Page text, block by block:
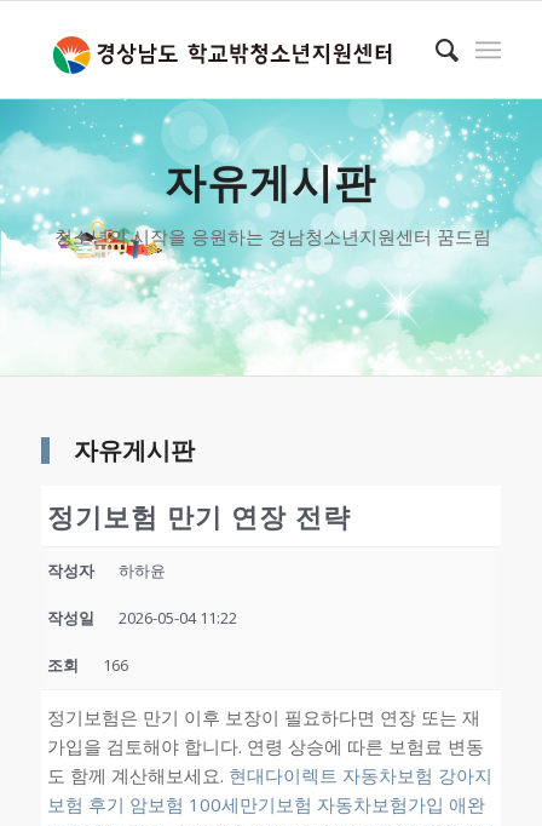
자유게시판
청소년의 시작을 응원하는 경남청소년지원센터 꿈드림
자유게시판
정기보험 만기 연장 전략
작성자 하하윤
작성일 2026-05-04 11:22
조회 166
정기보험은 만기 이후 보장이 필요하다면 연장 또는 재
가입을 검토해야 합니다. 연령 상승에 따른 보험료 변동
도 함께 계산해보세요. 현대다이렉트 자동차보험 강아지
보험 후기 암보험 100세만기보험 자동차보험가입 애완